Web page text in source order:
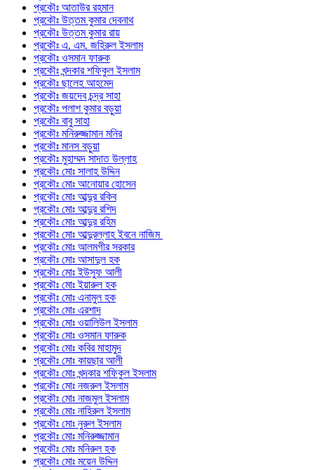
প্রকৌঃ আতাউর রহমান
প্রকৌঃ উত্তম কুমার দেবনাথ
প্রকৌঃ উত্তম কুমার রায়
প্রকৌঃ এ. এম. জহিরুল ইসলাম
প্রকৌঃ ওসমান ফারুক
প্রকৌঃ খন্দকার শফিকুল ইসলাম
প্রকৌঃ ছালেহ আহমেদ
প্রকৌঃ জয়দেব চন্দ্র সাহা
প্রকৌঃ পলাশ কুমার বড়ুয়া
প্রকৌঃ বাবু সাহা
প্রকৌঃ মনিরুজ্জামান মনির
প্রকৌঃ মানস বড়ুয়া
প্রকৌঃ মুহাম্মদ সাদাত উল্লাহ
প্রকৌঃ মোঃ সালাহ উদ্দিন
প্রকৌঃ মোঃ আনোয়ার হোসেন
প্রকৌঃ মোঃ আব্দুর রকিব
প্রকৌঃ মোঃ আব্দুর রশিদ
প্রকৌঃ মোঃ আব্দুর রহিম
প্রকৌঃ মোঃ আব্দুরল্লাহ ইবনে নাজিম
প্রকৌঃ মোঃ আলমগীর সরকার
প্রকৌঃ মোঃ আসাদুল হক
প্রকৌঃ মোঃ ইউসুফ আলী
প্রকৌঃ মোঃ ইয়ারুল হক
প্রকৌঃ মোঃ এনামুল হক
প্রকৌঃ মোঃ এরশাদ
প্রকৌঃ মোঃ ওয়ালিউল ইসলাম
প্রকৌঃ মোঃ ওসমান ফারুক
প্রকৌঃ মোঃ কবির মাহামুদ
প্রকৌঃ মোঃ কায়ছার আলী
প্রকৌঃ মোঃ খন্দকার শফিকুল ইসলাম
প্রকৌঃ মোঃ নজরুল ইসলাম
প্রকৌঃ মোঃ নাজমুল ইসলাম
প্রকৌঃ মোঃ নাহিরুল ইসলাম
প্রকৌঃ মোঃ নুরুল ইসলাম
প্রকৌঃ মোঃ মনিরুজ্জামান
প্রকৌঃ মোঃ মনিরুল হক
প্রকৌঃ মোঃ ময়েন উদ্দিন